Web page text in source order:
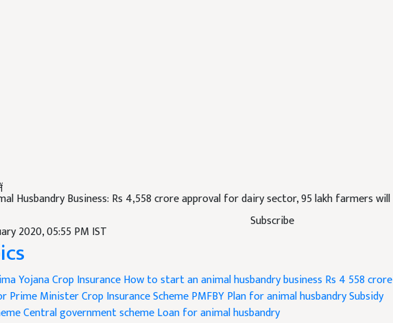
Subscribe
Husbandry Business: Rs 4,558 crore approval for dairy sector, 95 lakh farmers will
2020, 05:55 PM IST
YojanaCrop InsuranceHow to start an animal husbandry business Rs 4 558 crore
Prime Minister Crop Insurance SchemePMFBYPlan for animal husbandrySubsidy
Central government schemeLoan for animal husbandry